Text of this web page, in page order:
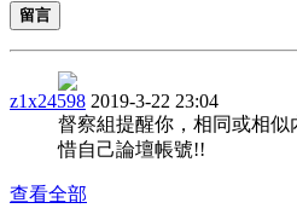
留言
z1x24598 2019-3-22 23:04
督察組提醒你，相同或相
惜自己論壇帳號!!
查看全部